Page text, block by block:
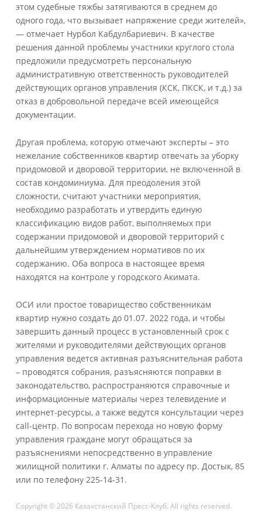
этом судебные тяжбы затягиваются в среднем до
одного года, что вызывает напряжение среди жителей»,
— отмечает Нурбол Кабдулбариевич. В качестве
решения данной проблемы участники круглого стола
предложили предусмотреть персональную
административную ответственность руководителей
действующих органов управления (КСК, ПКСК, и т.д.) за
отказ в добровольной передаче всей имеющейся
документации.
Другая проблема, которую отмечают эксперты – это
нежелание собственников квартир отвечать за уборку
придомовой и дворовой территории, не включенной в
состав кондоминиума. Для преодоления этой
сложности, считают участники мероприятия,
необходимо разработать и утвердить единую
классификацию видов работ, выполняемых при
содержании придомовой и дворовой территорий с
дальнейшим утверждением нормативов по их
содержанию. Оба вопроса в настоящее время
находятся на контроле у городского Акимата.
ОСИ или простое товарищество собственникам
квартир нужно создать до 01.07. 2022 года, и чтобы
завершить данный процесс в установленный срок с
жителями и руководителями действующих органов
управления ведется активная разъяснительная работа
– проводятся собрания, разъясняются поправки в
законодательство, распространяются справочные и
информационные материалы через телевидение и
интернет-ресурсы, а также ведутся консультации через
call-центр. По вопросам перехода но новую форму
управления граждане могут обращаться за
разъяснениями непосредственно в управление
жилищной политики г. Алматы по адресу пр. Достык, 85
или по телефону 225-14-31.
Copyright © 2026 Казахстанский Пресс-Клуб. All rights reserved.